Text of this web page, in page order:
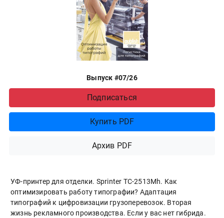
Выпуск #07/26
Подписаться
Купить PDF
Архив PDF
УФ-принтер для отделки. Sprinter ТС-2513Mh. Как
оптимизировать работу типографии? Адаптация
типографий к цифровизации грузоперевозок. Вторая
жизнь рекламного производства. Если у вас нет гибрида.